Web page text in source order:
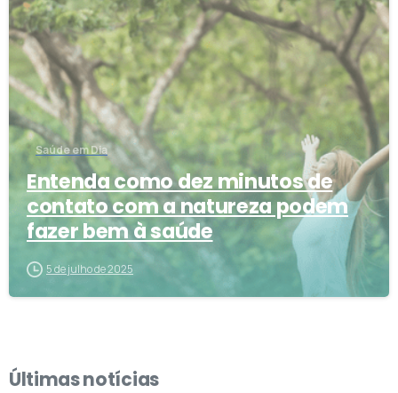
Saúde em Dia
Entenda como dez minutos de
contato com a natureza podem
fazer bem à saúde
5 de julho de 2025
Últimas notícias